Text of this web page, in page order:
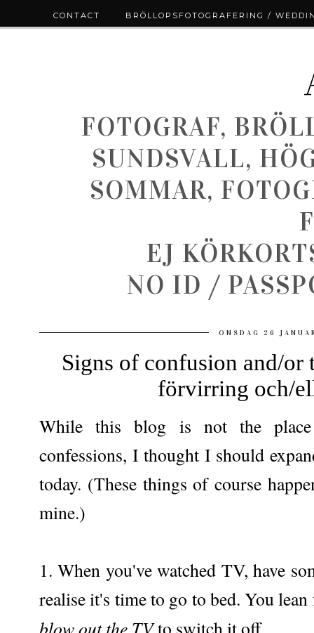
FOTOGRAF,
SUNDSVALL,
SOMMAR,
EJ
NO ID /
ONSDAG 26
Signs of confusion and/or
förvirring och/
While this blog is not the place
confessions, I thought I should
today. (These things of course
mine.)
1. When you've watched TV, have
realise it's time to go to bed. You
blow out the TV
CONTACT BRÖLLOPSFOTOGRAFERING /